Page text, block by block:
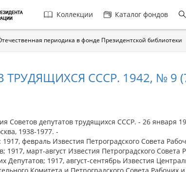
Главная
навигация
Коллекции Каталог фондов
периодика в фонде Президентской библиотеки
СССР. 1942, № 9
Советов депутатов трудящихся СССР. - 26 января
1938-1977. -
1917, февраль Известия Петроградского Совета
1917, март-август Известия Петроградского Совета
Депутатов; 1917, август-сентябрь Известия